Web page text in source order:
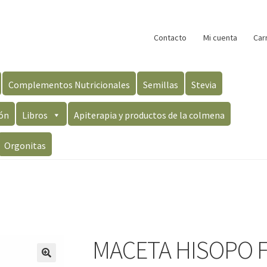
Contacto Mi cuenta
Complementos Nutricionales Semillas Stevia
Libros Apiterapia y productos de la colmena
Orgonitas
MACETA HISOPO